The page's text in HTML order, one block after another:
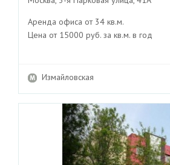
Аренда офиса от 34 кв.м.
Цена от 15000 руб. за кв.м. в год
Измайловская
Previous